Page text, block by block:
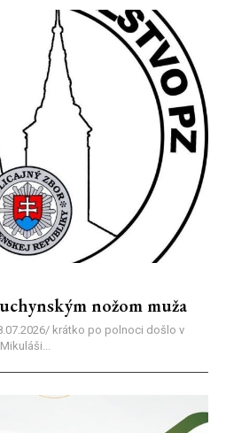
nožom muža
krátko po polnoci došlo v